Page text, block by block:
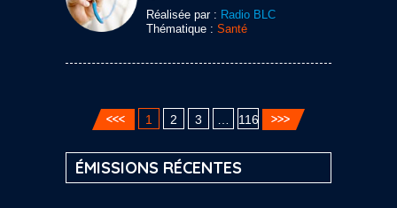
Réalisée par : Radio BLC
Thématique : Santé
1 2 3 116
ÉMISSIONS RÉCENTES